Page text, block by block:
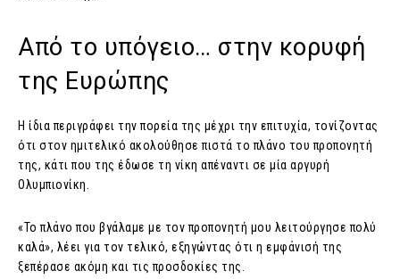
Από το υπόγειο… στην κορυφή
της Ευρώπης
Η ίδια περιγράφει την πορεία της μέχρι την επιτυχία, τονίζοντας
ότι στον ημιτελικό ακολούθησε πιστά το πλάνο του προπονητή
της, κάτι που της έδωσε τη νίκη απέναντι σε μία αργυρή
Ολυμπιονίκη.
«Το πλάνο που βγάλαμε με τον προπονητή μου λειτούργησε πολύ
καλά», λέει για τον τελικό, εξηγώντας ότι η εμφάνισή της
ξεπέρασε ακόμη και τις προσδοκίες της.